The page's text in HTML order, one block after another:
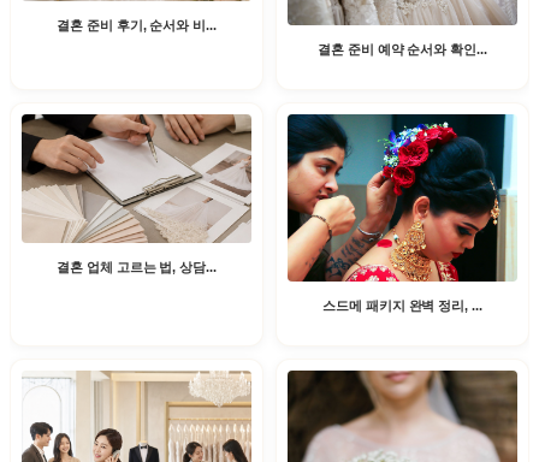
결혼 준비 후기, 순서와 비...
결혼 준비 예약 순서와 확인...
결혼 업체 고르는 법, 상담...
스드메 패키지 완벽 정리, ...